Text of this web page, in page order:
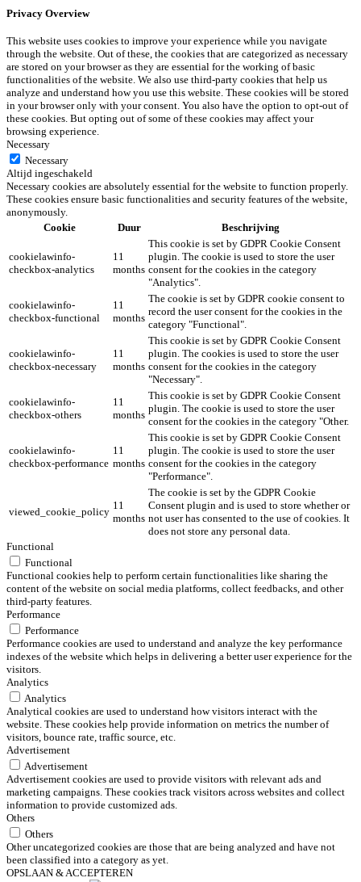
Privacy Overview
This website uses cookies to improve your experience while you navigate
through the website. Out of these, the cookies that are categorized as necessary
are stored on your browser as they are essential for the working of basic
functionalities of the website. We also use third-party cookies that help us
analyze and understand how you use this website. These cookies will be stored
in your browser only with your consent. You also have the option to opt-out of
these cookies. But opting out of some of these cookies may affect your
browsing experience.
Necessary
Necessary
Altijd ingeschakeld
Necessary cookies are absolutely essential for the website to function properly.
These cookies ensure basic functionalities and security features of the website,
anonymously.
Cookie
Duur Beschrijving
cookielawinfo-
checkbox-analytics
11
months
This cookie is set by GDPR Cookie Consent
plugin. The cookie is used to store the user
consent for the cookies in the category
"Analytics".
cookielawinfo-
checkbox-functional
11
months
The cookie is set by GDPR cookie consent to
record the user consent for the cookies in the
category "Functional".
cookielawinfo-
checkbox-necessary
11
months
This cookie is set by GDPR Cookie Consent
plugin. The cookies is used to store the user
consent for the cookies in the category
"Necessary".
cookielawinfo-
checkbox-others
11
months
This cookie is set by GDPR Cookie Consent
plugin. The cookie is used to store the user
consent for the cookies in the category "Other.
cookielawinfo-
checkbox-performance
11
months
This cookie is set by GDPR Cookie Consent
plugin. The cookie is used to store the user
consent for the cookies in the category
"Performance".
viewed_cookie_policy
11
months
The cookie is set by the GDPR Cookie
Consent plugin and is used to store whether or
not user has consented to the use of cookies. It
does not store any personal data.
Functional
Functional
Functional cookies help to perform certain functionalities like sharing the
content of the website on social media platforms, collect feedbacks, and other
third-party features.
Performance
Performance
Performance cookies are used to understand and analyze the key performance
indexes of the website which helps in delivering a better user experience for the
visitors.
Analytics
Analytics
Analytical cookies are used to understand how visitors interact with the
website. These cookies help provide information on metrics the number of
visitors, bounce rate, traffic source, etc.
Advertisement
Advertisement
Advertisement cookies are used to provide visitors with relevant ads and
marketing campaigns. These cookies track visitors across websites and collect
information to provide customized ads.
Others
Others
Other uncategorized cookies are those that are being analyzed and have not
been classified into a category as yet.
OPSLAAN & ACCEPTEREN